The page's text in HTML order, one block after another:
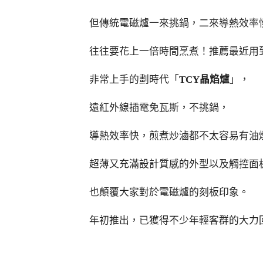
但傳統電磁爐一來挑鍋，二來導熱效率
往往要花上一倍時間烹煮！推薦最近用
非常上手的劃時代「 TCY晶焰爐 」，
遠紅外線插電免瓦斯，不挑鍋，
導熱效率快，煎煮炒滷都不太容易有油
超薄又充滿設計質感的外型以及觸控面
也顛覆大家對於電磁爐的刻板印象。
年初推出，已獲得不少年輕客群的大力